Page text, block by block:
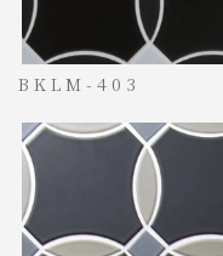
BKLM-403